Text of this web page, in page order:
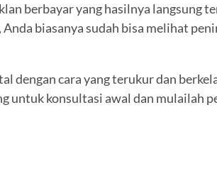
berbayar yang hasilnya
biasanya sudah bisa melihat
dengan cara yang terukur dan
untuk konsultasi awal dan mulailah